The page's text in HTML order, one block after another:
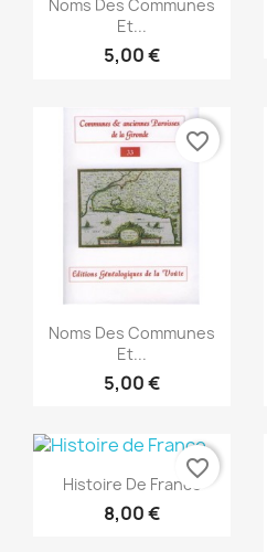
Noms Des Communes
Et...
5,00 €
Aperçu rapide
Noms Des Communes
Et...
5,00 €
favorite_border
Aperçu rapide
Histoire De France
8,00 €
favorite_border